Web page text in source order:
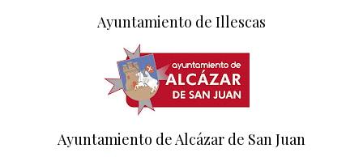
Ayuntamiento de Illescas
Ayuntamiento de Alcázar de San Juan